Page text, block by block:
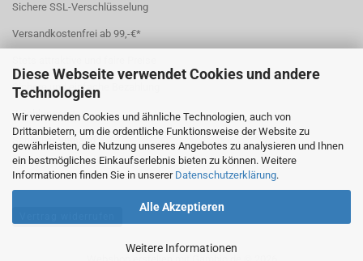
Diese Webseite verwendet Cookies und andere
Technologien
Wir verwenden Cookies und ähnliche Technologien, auch von
Drittanbietern, um die ordentliche Funktionsweise der Website zu
gewährleisten, die Nutzung unseres Angebotes zu analysieren und Ihnen
ein bestmögliches Einkaufserlebnis bieten zu können. Weitere
Informationen finden Sie in unserer Datenschutzerklärung.
Alle Akzeptieren
Weitere Informationen
Sichere SSL-Verschlüsselung
Versandkostenfrei ab 99,-€*
Sichere und einfache Bezahlung
7 Zahlungsarten
Schneller Versand
*(Ausland abweichend)